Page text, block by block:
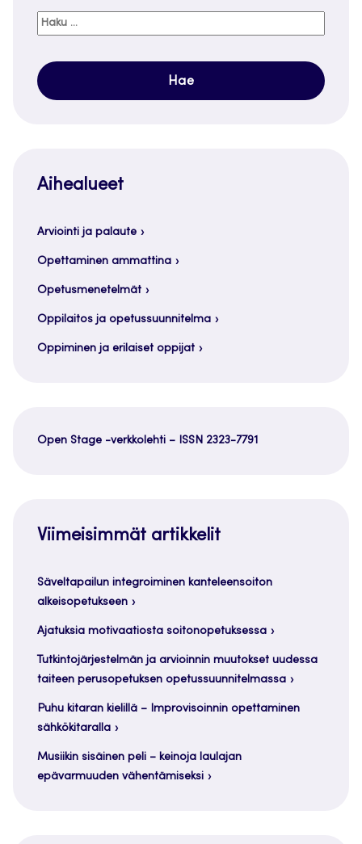
Haku:
Aihealueet
Arviointi ja palaute
Opettaminen ammattina
Opetusmenetelmät
Oppilaitos ja opetussuunnitelma
Oppiminen ja erilaiset oppijat
Open Stage -verkkolehti – ISSN 2323-7791
Viimeisimmät artikkelit
Säveltapailun integroiminen kanteleensoiton
alkeisopetukseen
Ajatuksia motivaatiosta soitonopetuksessa
Tutkintojärjestelmän ja arvioinnin muutokset uudessa
taiteen perusopetuksen opetussuunnitelmassa
Puhu kitaran kielillä – Improvisoinnin opettaminen
sähkökitaralla
Musiikin sisäinen peli – keinoja laulajan
epävarmuuden vähentämiseksi